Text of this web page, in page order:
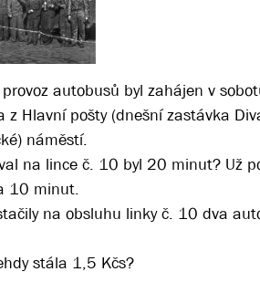
autobusů byl zahájen v
z Hlavní pošty (dnešní zastávka
náměstí.
na lince č. 10 byl 20 minut? Už
10 minut.
na obsluhu linky č. 10 dva
stála 1,5 Kčs?